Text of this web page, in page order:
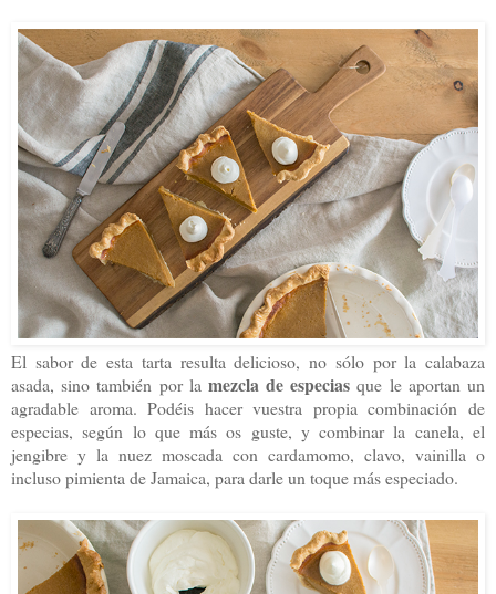
El sabor de esta tarta resulta delicioso, no sólo por la calabaza
asada, sino también por la mezcla de especias que le aportan un
agradable aroma. Podéis hacer vuestra propia combinación de
especias, según lo que más os guste, y combinar la canela, el
jengibre y la nuez moscada con cardamomo, clavo, vainilla o
incluso pimienta de Jamaica, para darle un toque más especiado.